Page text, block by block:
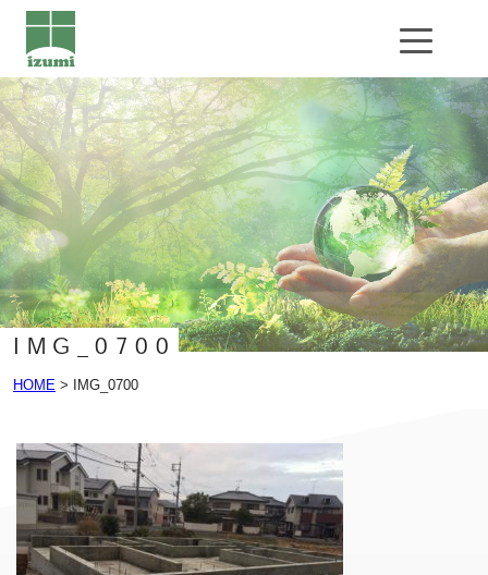
エクステリア工事
基礎工事
企業情報
会社概要
導入設備
お問い合わせ
IMG_0700
HOME > IMG_0700